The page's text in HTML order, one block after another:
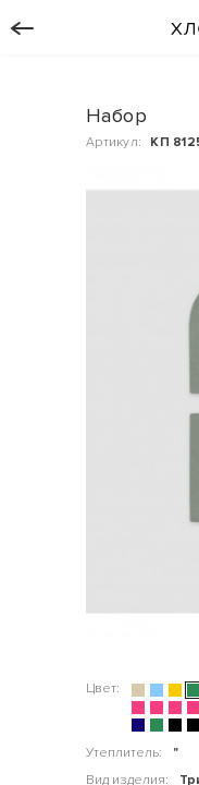
Набор
Артикул: КП
Цвет:
Утеплитель:
"
Вид изделия: